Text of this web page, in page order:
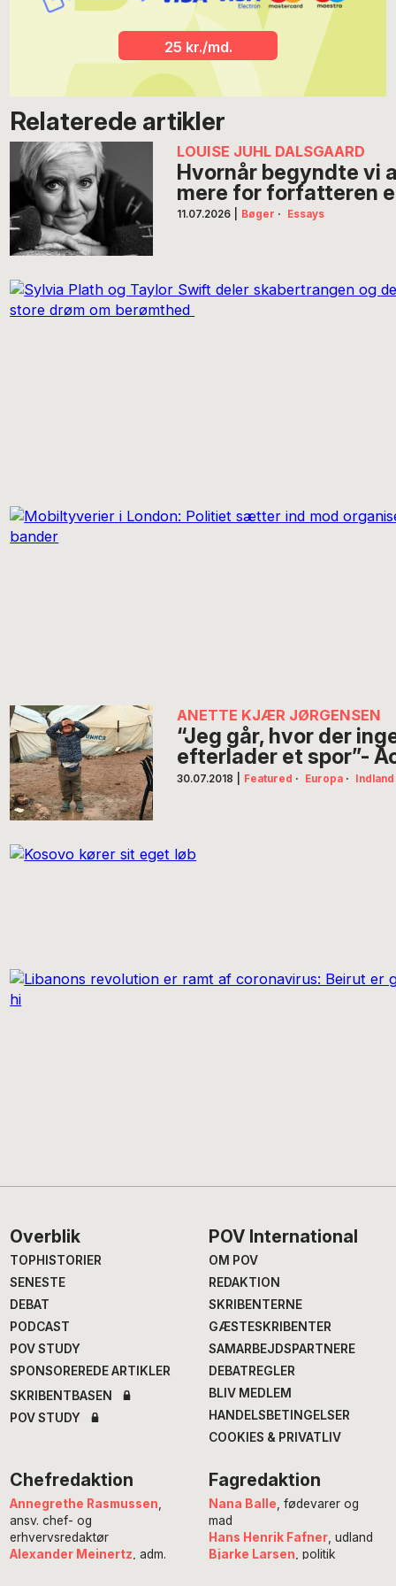
25 kr./md.
Relaterede artikler
LOUISE JUHL DALSGAARD
Hvornår begyndte vi
mere for forfatteren
11.07.2026 Bøger · Essays
ANETTE KJÆR JØRGENSEN
“Jeg går, hvor der
efterlader et spor”-
30.07.2018 Featured · Europa · Indland
Footer
Overblik
TOPHISTORIER
SENESTE
DEBAT
PODCAST
POV STUDY
SPONSOREREDE ARTIKLER
SKRIBENTBASEN
POV STUDY
POV International
OM POV
REDAKTION
SKRIBENTERNE
GÆSTESKRIBENTER
SAMARBEJDSPARTNERE
DEBATREGLER
BLIV MEDLEM
HANDELSBETINGELSER
COOKIES & PRIVATLIV
Chefredaktion
Annegrethe Rasmussen,
ansv. chef- og
erhvervsredaktør
Alexander Meinertz, adm.
Fagredaktion
Nana Balle, fødevarer og
mad
Hans Henrik Fafner, udland
Bjarke Larsen, politik